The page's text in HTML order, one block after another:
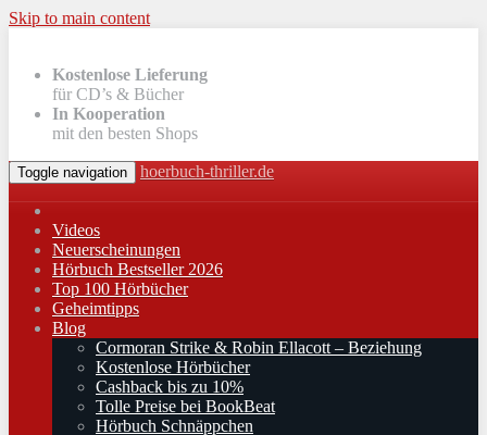
Skip to main content
Kostenlose Lieferung
für CD’s & Bücher
In Kooperation
mit den besten Shops
Toggle navigation hoerbuch-thriller.de
Videos
Neuerscheinungen
Hörbuch Bestseller 2026
Top 100 Hörbücher
Geheimtipps
Blog
Cormoran Strike & Robin Ellacott – Beziehung
Kostenlose Hörbücher
Cashback bis zu 10%
Tolle Preise bei BookBeat
Hörbuch Schnäppchen